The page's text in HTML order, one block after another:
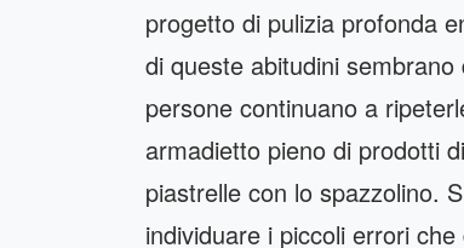
progetto di pulizia profonda
di queste abitudini
persone continuano a
armadietto pieno di prodotti
piastrelle con lo spazzolino.
individuare i piccoli errori